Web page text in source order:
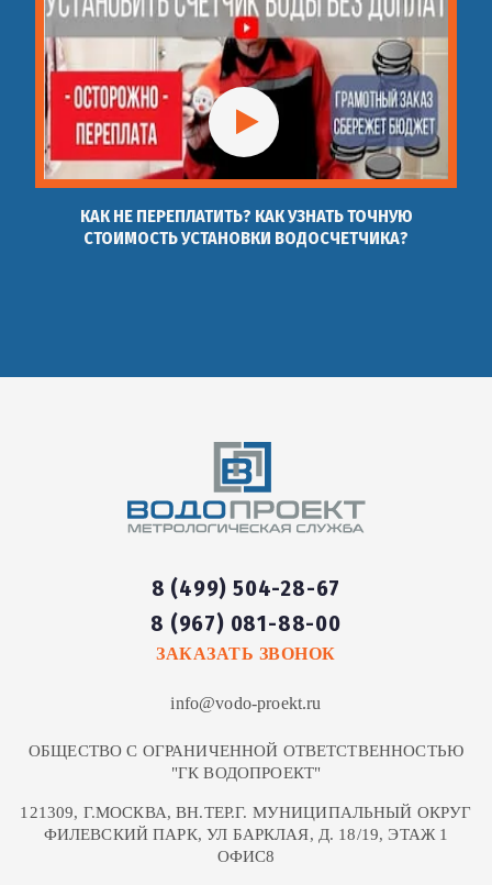
КАК НЕ ПЕРЕПЛАТИТЬ? КАК УЗНАТЬ ТОЧНУЮ
СТОИМОСТЬ УСТАНОВКИ ВОДОСЧЕТЧИКА?
8 (499) 504-28-67
8 (967) 081-88-00
ЗАКАЗАТЬ ЗВОНОК
info@vodo-proekt.ru
ОБЩЕСТВО С ОГРАНИЧЕННОЙ ОТВЕТСТВЕННОСТЬЮ
"ГК ВОДОПРОЕКТ"
121309, Г.МОСКВА, ВН.ТЕР.Г. МУНИЦИПАЛЬНЫЙ ОКРУГ
ФИЛЕВСКИЙ ПАРК, УЛ БАРКЛАЯ, Д. 18/19, ЭТАЖ 1
ОФИС8